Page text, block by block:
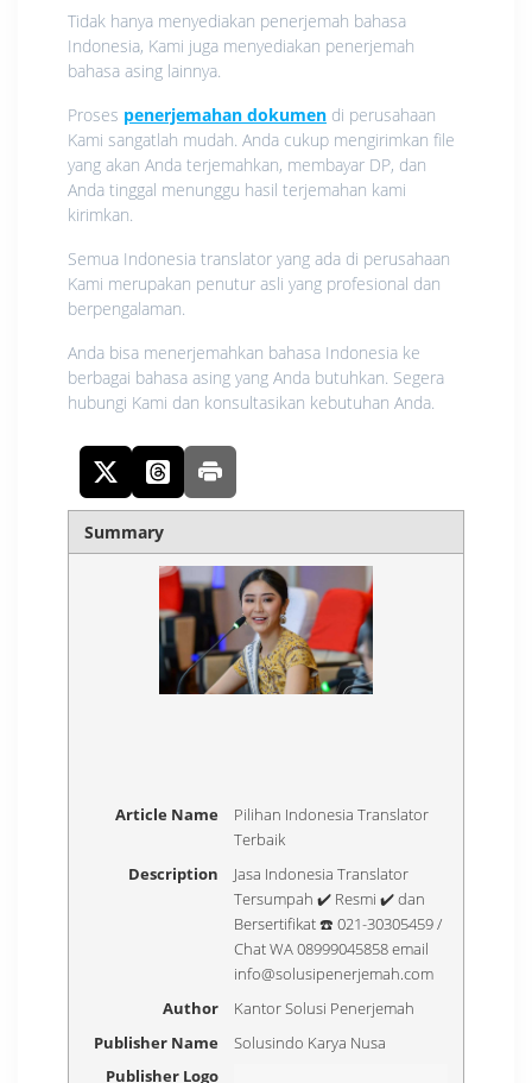
Tidak hanya menyediakan penerjemah bahasa
Indonesia, Kami juga menyediakan penerjemah
bahasa asing lainnya.
Proses penerjemahan dokumen di perusahaan
Kami sangatlah mudah. Anda cukup mengirimkan file
yang akan Anda terjemahkan, membayar DP, dan
Anda tinggal menunggu hasil terjemahan kami
kirimkan.
Semua Indonesia translator yang ada di perusahaan
Kami merupakan penutur asli yang profesional dan
berpengalaman.
Anda bisa menerjemahkan bahasa Indonesia ke
berbagai bahasa asing yang Anda butuhkan. Segera
hubungi Kami dan konsultasikan kebutuhan Anda.
Summary
Article Name
Pilihan Indonesia Translator
Terbaik
Description
Jasa Indonesia Translator
Tersumpah ✔️ Resmi ✔️ dan
Bersertifikat ☎️ 021-30305459 /
Chat WA 08999045858 email
info@solusipenerjemah.com
Author
Kantor Solusi Penerjemah
Publisher Name
Solusindo Karya Nusa
Publisher Logo